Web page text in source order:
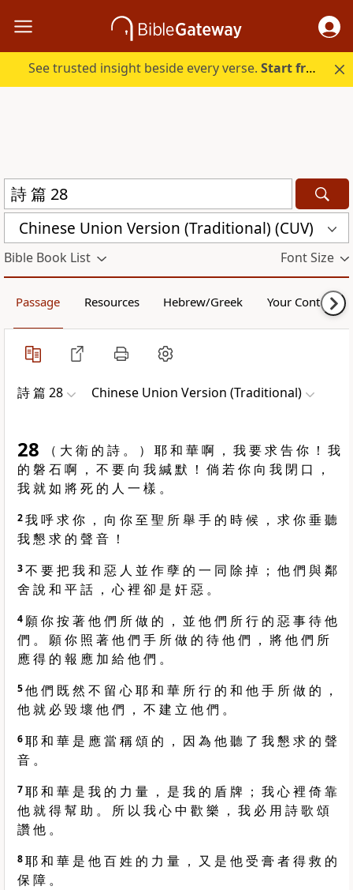
See trusted insight beside every verse.Start free.
Chinese Union Version (Traditional) (CUV)
Bible Book List Font Size
Passage Resources Hebrew/Greek Your Content
詩 篇 28 Chinese Union Version (Traditional)
28
（ 大 衛 的 詩 。 ） 耶 和 華 啊 ， 我 要 求 告 你 ！ 我
的 磐 石 啊 ， 不 要 向 我 緘 默 ！ 倘 若 你 向 我 閉 口 ，
我 就 如 將 死 的 人 一 樣 。
2我 呼 求 你 ， 向 你 至 聖 所 舉 手 的 時 候 ， 求 你 垂 聽
我 懇 求 的 聲 音 ！
3不 要 把 我 和 惡 人 並 作 孽 的 一 同 除 掉 ； 他 們 與 鄰
舍 說 和 平 話 ， 心 裡 卻 是 奸 惡 。
4願 你 按 著 他 們 所 做 的 ， 並 他 們 所 行 的 惡 事 待 他
們 。 願 你 照 著 他 們 手 所 做 的 待 他 們 ， 將 他 們 所
應 得 的 報 應 加 給 他 們 。
5他 們 既 然 不 留 心 耶 和 華 所 行 的 和 他 手 所 做 的 ，
他 就 必 毀 壞 他 們 ， 不 建 立 他 們 。
6耶 和 華 是 應 當 稱 頌 的 ， 因 為 他 聽 了 我 懇 求 的 聲
音 。
7耶 和 華 是 我 的 力 量 ， 是 我 的 盾 牌 ； 我 心 裡 倚 靠
他 就 得 幫 助 。 所 以 我 心 中 歡 樂 ， 我 必 用 詩 歌 頌
讚 他 。
8耶 和 華 是 他 百 姓 的 力 量 ， 又 是 他 受 膏 者 得 救 的
保 障 。